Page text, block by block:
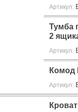
Артикул:
Тумба
2
Артикул:
Комод
Артикул: